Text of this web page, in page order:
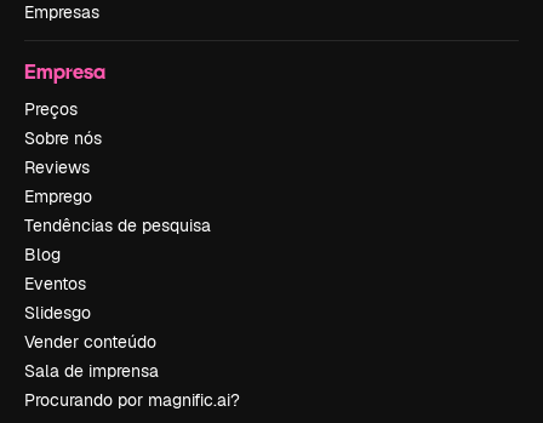
Empresas
Empresa
Preços
Sobre nós
Reviews
Emprego
Tendências de pesquisa
Blog
Eventos
Slidesgo
Vender conteúdo
Sala de imprensa
Procurando por magnific.ai?